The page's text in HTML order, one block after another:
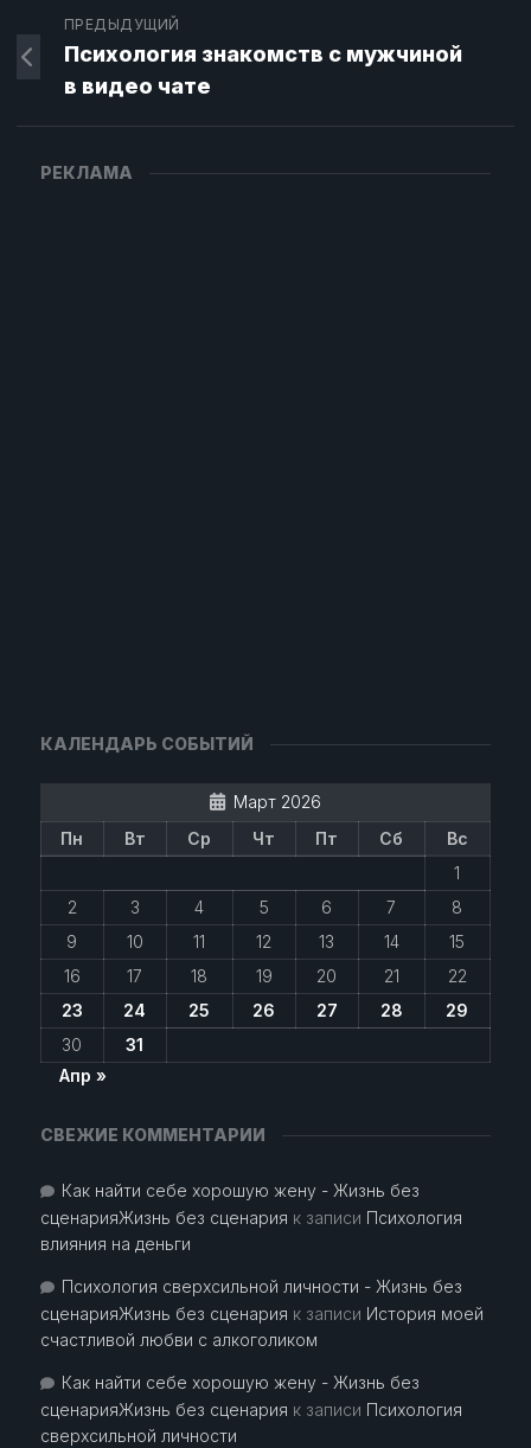
ПРЕДЫДУЩИЙ
Психология знакомств с мужчиной
в видео чате
РЕКЛАМА
КАЛЕНДАРЬ СОБЫТИЙ
Март 2026
Пн
Вт Ср Чт Пт Сб
Вс
1
2
3 4 5 6 7
8
9
10 11 12 13 14
15
16
17 18 19 20 21
22
23
24 25 26 27 28
29
30
31
Апр »
СВЕЖИЕ КОММЕНТАРИИ
Как найти себе хорошую жену - Жизнь без
сценарияЖизнь без сценария к записи Психология
влияния на деньги
Психология сверхсильной личности - Жизнь без
сценарияЖизнь без сценария к записи История моей
счастливой любви с алкоголиком
Как найти себе хорошую жену - Жизнь без
сценарияЖизнь без сценария к записи Психология
сверхсильной личности